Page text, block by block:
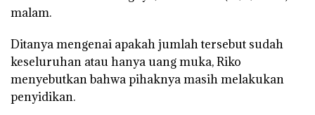
malam.
Ditanya mengenai apakah jumlah tersebut sudah
keseluruhan atau hanya uang muka, Riko
menyebutkan bahwa pihaknya masih melakukan
penyidikan.